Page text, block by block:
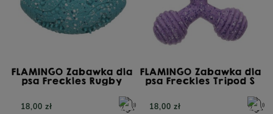
FLAMINGO Zabawka dla
psa Freckles Rugby
18,00 zł
FLAMINGO Zabawka dla
psa Freckles Tripod S
18,00 zł